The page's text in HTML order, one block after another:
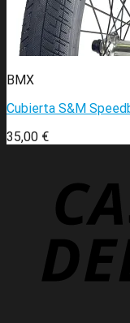
BMX
Cubierta S&M
35,00 €